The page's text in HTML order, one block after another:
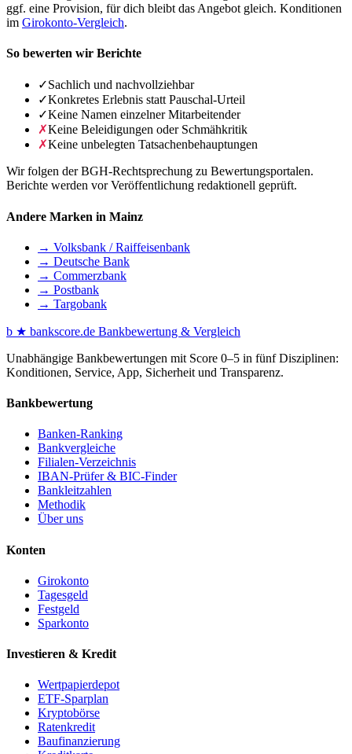
ggf. eine Provision, für dich bleibt das Angebot gleich. Konditionen
im Girokonto-Vergleich.
So bewerten wir Berichte
✓Sachlich und nachvollziehbar
✓Konkretes Erlebnis statt Pauschal-Urteil
✓Keine Namen einzelner Mitarbeitender
✗Keine Beleidigungen oder Schmähkritik
✗Keine unbelegten Tatsachenbehauptungen
Wir folgen der BGH-Rechtsprechung zu Bewertungsportalen.
Berichte werden vor Veröffentlichung redaktionell geprüft.
Andere Marken in Mainz
→ Volksbank / Raiffeisenbank
→ Deutsche Bank
→ Commerzbank
→ Postbank
→ Targobank
b ★ bankscore.de Bankbewertung & Vergleich
Unabhängige Bankbewertungen mit Score 0–5 in fünf Disziplinen:
Konditionen, Service, App, Sicherheit und Transparenz.
Bankbewertung
Banken-Ranking
Bankvergleiche
Filialen-Verzeichnis
IBAN-Prüfer & BIC-Finder
Bankleitzahlen
Methodik
Über uns
Konten
Girokonto
Tagesgeld
Festgeld
Sparkonto
Investieren & Kredit
Wertpapierdepot
ETF-Sparplan
Kryptobörse
Ratenkredit
Baufinanzierung